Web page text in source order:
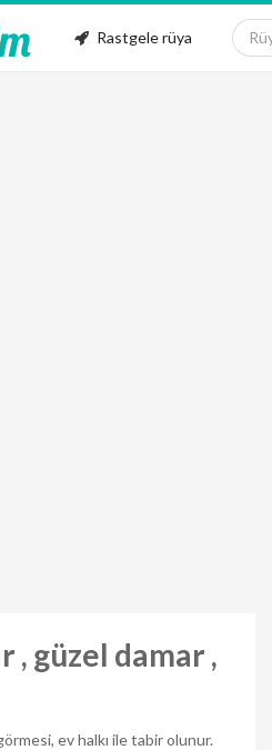
Rastgele rüya
, güzel damar ,
ev halkı ile tabir olunur.